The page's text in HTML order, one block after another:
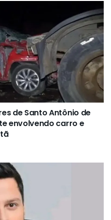
de Santo Antônio de
envolvendo carro e